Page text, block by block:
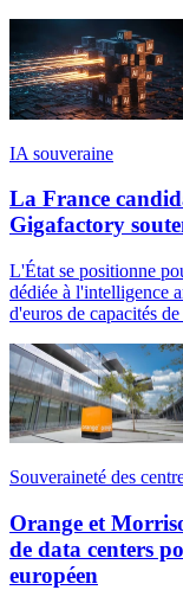
IA souveraine
La France
Gigafactory
L'État se positionne
dédiée à l'intelligence
d'euros de capacités
Souveraineté des
Orange et
de data centers
européen